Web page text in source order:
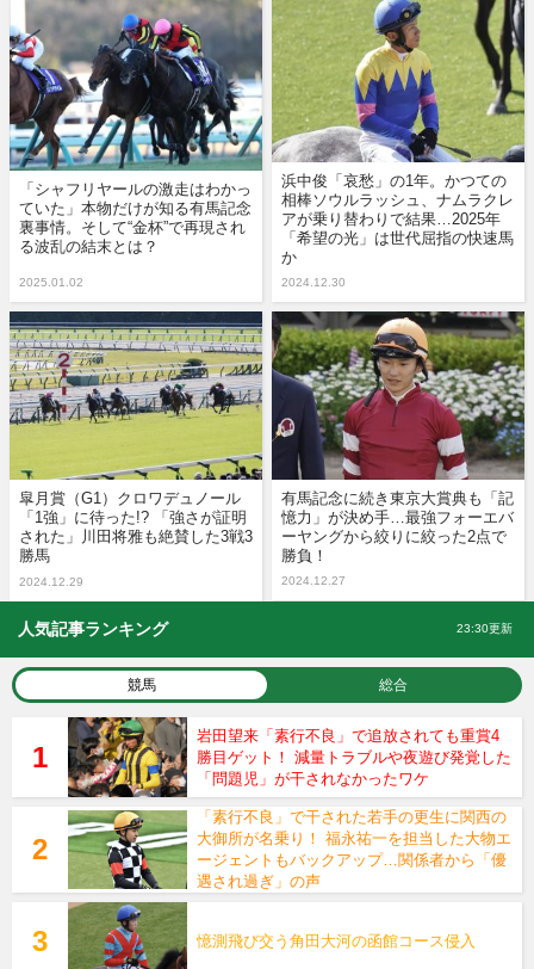
「シャフリヤールの激走はわかっ
ていた」本物だけが知る有馬記念
裏事情。そして“金杯”で再現され
る波乱の結末とは？
2025.01.02
浜中俊「哀愁」の1年。かつての
相棒ソウルラッシュ、ナムラクレ
アが乗り替わりで結果…2025年
「希望の光」は世代屈指の快速馬
か
2024.12.30
皐月賞（G1）クロワデュノール
「1強」に待った!? 「強さが証明
された」川田将雅も絶賛した3戦3
勝馬
2024.12.29
有馬記念に続き東京大賞典も「記
憶力」が決め手…最強フォーエバ
ーヤングから絞りに絞った2点で
勝負！
2024.12.27
人気記事ランキング 23:30更新
競馬 総合
岩田望来「素行不良」で追放されても重賞4
勝目ゲット！ 減量トラブルや夜遊び発覚した
「問題児」が干されなかったワケ
「素行不良」で干された若手の更生に関西の
大御所が名乗り！ 福永祐一を担当した大物エ
ージェントもバックアップ…関係者から「優
遇され過ぎ」の声
憶測飛び交う角田大河の函館コース侵入